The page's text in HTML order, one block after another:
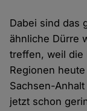
Dabei sind das
ähnliche Dürre
treffen, weil die
Regionen
Sachsen-
jetzt schon